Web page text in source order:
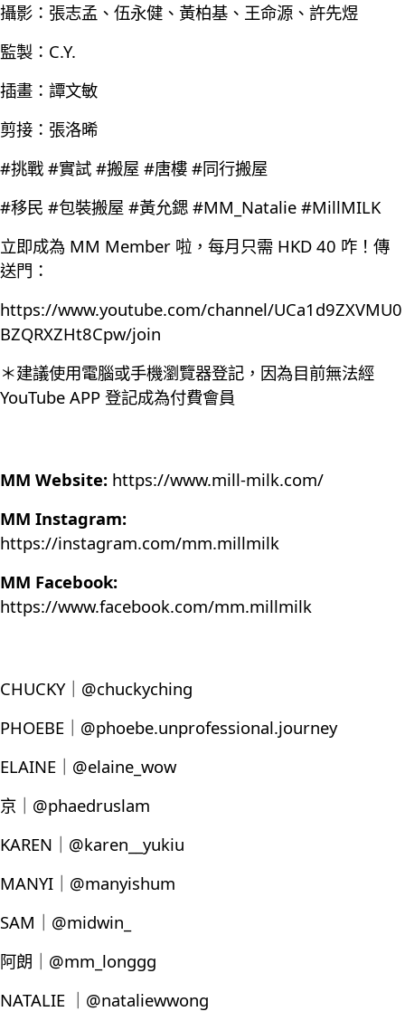
攝影：張志孟、伍永健、黃柏基、王命源、許先煜
監製：C.Y.
插畫：譚文敏
剪接：張洛晞
#挑戰 #實試 #搬屋 #唐樓 #同行搬屋
#移民 #包裝搬屋 #黃允鍶 #MM_Natalie #MillMILK
立即成為 MM Member 啦，每月只需 HKD 40 咋！傳
送門：
https://www.youtube.com/channel/UCa1d9ZXVMU0
BZQRXZHt8Cpw/join
＊建議使用電腦或手機瀏覽器登記，因為目前無法經
YouTube APP 登記成為付費會員
MM Website: https://www.mill-milk.com/
MM Instagram:
https://instagram.com/mm.millmilk
MM Facebook:
https://www.facebook.com/mm.millmilk
CHUCKY｜@chuckyching
PHOEBE｜@phoebe.unprofessional.journey
ELAINE｜@elaine_wow
京｜@phaedruslam
KAREN｜@karen__yukiu
MANYI｜@manyishum
SAM｜@midwin_
阿朗｜@mm_longgg
NATALIE ｜@nataliewwong